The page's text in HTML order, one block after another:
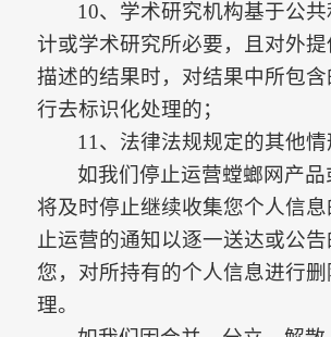
10、学术研究机构基于公
计或学术研究所必要，且对外
描述的结果时，对结果中所包
行去标识化处理的；
11、法律法规规定的其他情
如我们停止运营螳螂网产品
将及时停止继续收集您个人信
止运营的通知以逐一送达或公
您，对所持有的个人信息进行
理。